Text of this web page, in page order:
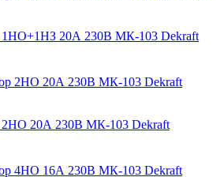
1НО+1НЗ 20А 230В МК-103 Dekraft
2НО 20А 230В МК-103 Dekraft